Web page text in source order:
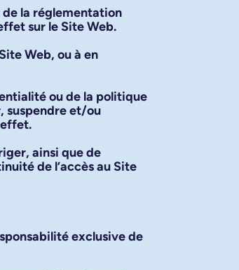
de la réglementation
sur le Site Web.
Web, ou à en
ou de la politique
suspendre et/ou
effet.
ainsi que de
de l’accès au Site
exclusive de